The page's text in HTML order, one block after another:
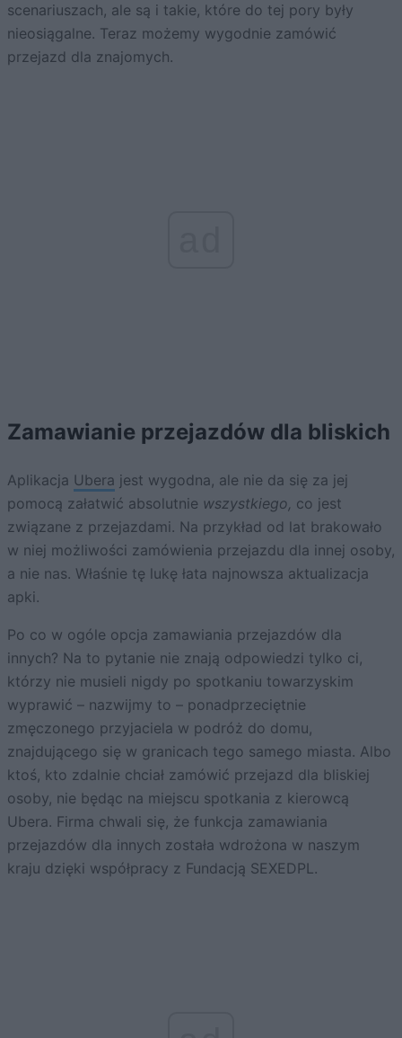
scenariuszach, ale są i takie, które do tej pory były
nieosiągalne. Teraz możemy wygodnie zamówić
przejazd dla znajomych.
Zamawianie przejazdów dla bliskich
Aplikacja Ubera jest wygodna, ale nie da się za jej
pomocą załatwić absolutnie wszystkiego, co jest
związane z przejazdami. Na przykład od lat brakowało
w niej możliwości zamówienia przejazdu dla innej osoby,
a nie nas. Właśnie tę lukę łata najnowsza aktualizacja
apki.
Po co w ogóle opcja zamawiania przejazdów dla
innych? Na to pytanie nie znają odpowiedzi tylko ci,
którzy nie musieli nigdy po spotkaniu towarzyskim
wyprawić – nazwijmy to – ponadprzeciętnie
zmęczonego przyjaciela w podróż do domu,
znajdującego się w granicach tego samego miasta. Albo
ktoś, kto zdalnie chciał zamówić przejazd dla bliskiej
osoby, nie będąc na miejscu spotkania z kierowcą
Ubera. Firma chwali się, że funkcja zamawiania
przejazdów dla innych została wdrożona w naszym
kraju dzięki współpracy z Fundacją SEXEDPL.